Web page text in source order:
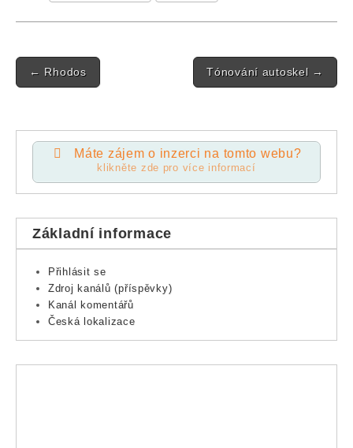
Post navigation
← Rhodos Tónování autoskel →
Máte zájem o inzerci na tomto webu?
klikněte zde pro více informací
Základní informace
Přihlásit se
Zdroj kanálů (příspěvky)
Kanál komentářů
Česká lokalizace